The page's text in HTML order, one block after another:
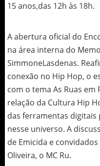
15 anos,das 12h às 18h.
A abertura oficial do
na área interna do
SimmoneLasdenas.
conexão no Hip Hop, o
com o tema As Ruas em
relação da Cultura Hip
das ferramentas digitais
nesse universo. A
de Emicida e
Oliveira, o MC Ru.